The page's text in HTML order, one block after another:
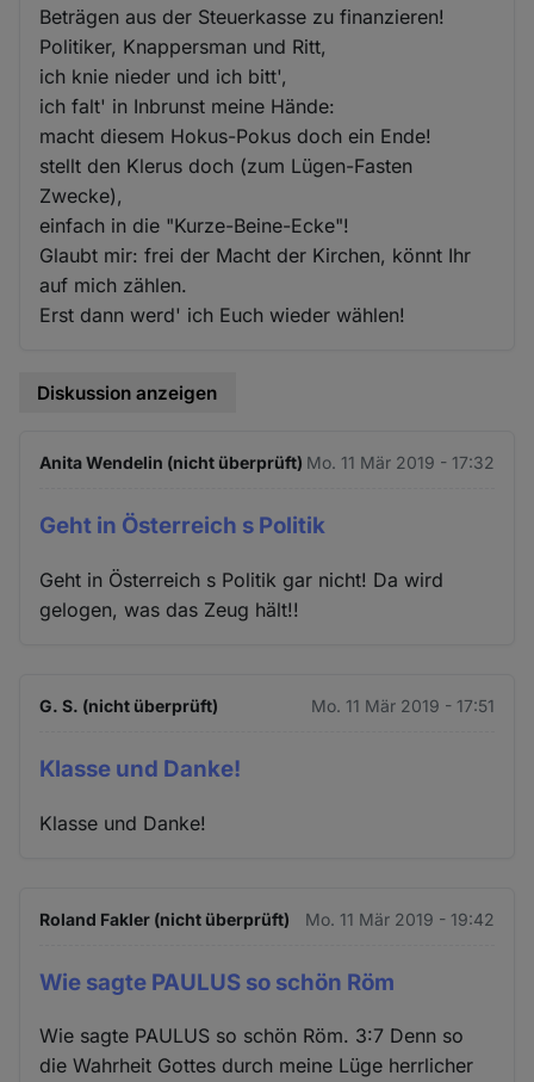
Beträgen aus der Steuerkasse zu finanzieren!
Politiker, Knappersman und Ritt,
ich knie nieder und ich bitt',
ich falt' in Inbrunst meine Hände:
macht diesem Hokus-Pokus doch ein Ende!
stellt den Klerus doch (zum Lügen-Fasten
Zwecke),
einfach in die "Kurze-Beine-Ecke"!
Glaubt mir: frei der Macht der Kirchen, könnt Ihr
auf mich zählen.
Erst dann werd' ich Euch wieder wählen!
Diskussion anzeigen
Anita Wendelin (nicht überprüft) Mo. 11 Mär 2019 - 17:32
Geht in Österreich s Politik
Geht in Österreich s Politik gar nicht! Da wird
gelogen, was das Zeug hält!!
G. S. (nicht überprüft) Mo. 11 Mär 2019 - 17:51
Klasse und Danke!
Klasse und Danke!
Roland Fakler (nicht überprüft) Mo. 11 Mär 2019 - 19:42
Wie sagte PAULUS so schön Röm
Wie sagte PAULUS so schön Röm. 3:7 Denn so
die Wahrheit Gottes durch meine Lüge herrlicher